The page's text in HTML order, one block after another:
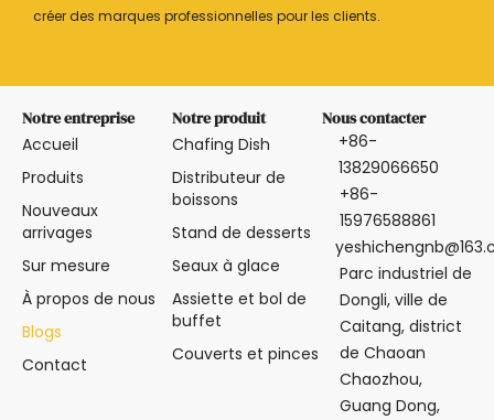
créer des marques professionnelles pour les clients.
Notre entreprise
Accueil
Produits
Nouveaux
arrivages
Sur mesure
À propos de nous
Blogs
Contact
Notre produit
Chafing Dish
Distributeur de
boissons
Stand de desserts
Seaux à glace
Assiette et bol de
buffet
Couverts et pinces
Nous contacter
+86-
13829066650
+86-
15976588861
Parc industriel de
Dongli, ville de
Caitang, district
de Chaoan
Chaozhou,
Guang Dong,